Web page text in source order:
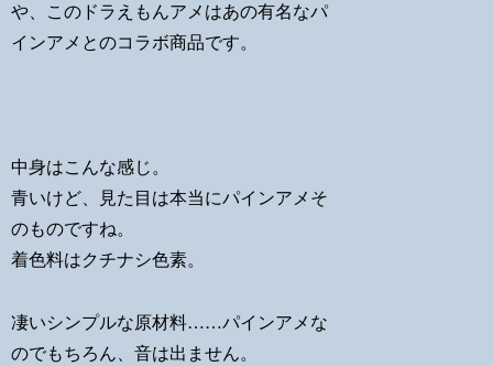
や、このドラえもんアメはあの有名なパ
インアメとのコラボ商品です。
中身はこんな感じ。
青いけど、見た目は本当にパインアメそ
のものですね。
着色料はクチナシ色素。
凄いシンプルな原材料……パインアメな
のでもちろん、音は出ません。